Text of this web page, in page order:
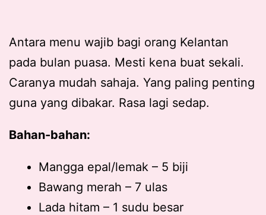
Antara menu wajib bagi orang Kelantan
pada bulan puasa. Mesti kena buat sekali.
Caranya mudah sahaja. Yang paling penting
guna yang dibakar. Rasa lagi sedap.
Bahan-bahan:
Mangga epal/lemak – 5 biji
Bawang merah – 7 ulas
Lada hitam – 1 sudu besar